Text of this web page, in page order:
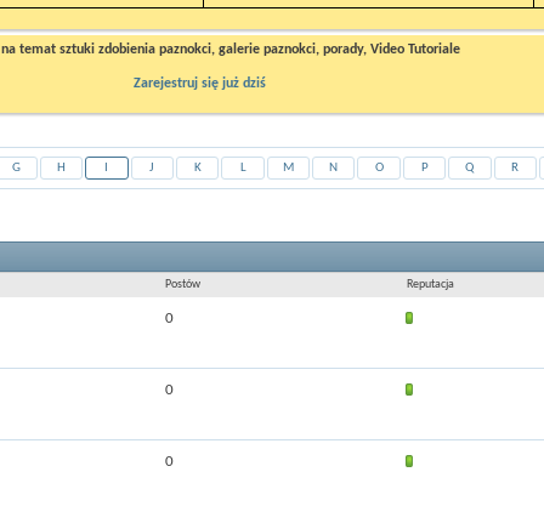
temat sztuki zdobienia paznokci, galerie paznokci, porady, Video Tutoriale
Zarejestruj się już dziś
G H J K L M N O P Q R
Postów Reputacja
0
0
0